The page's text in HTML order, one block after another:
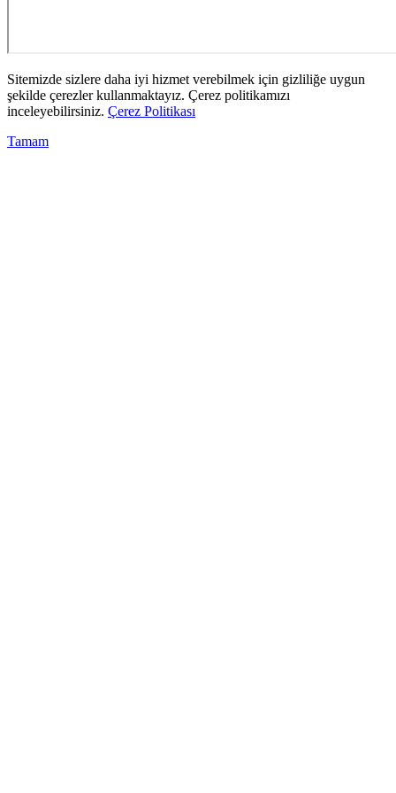
Sitemizde sizlere daha iyi hizmet verebilmek için gizliliğe uygun
şekilde çerezler kullanmaktayız. Çerez politikamızı
inceleyebilirsiniz. Çerez Politikası
Tamam